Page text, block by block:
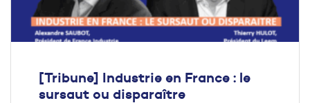
[Tribune] Industrie en France : le
sursaut ou disparaître